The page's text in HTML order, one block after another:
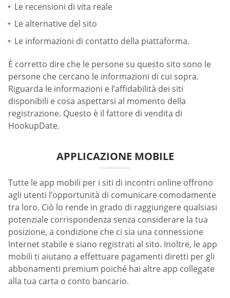
Le recensioni di vita reale
Le alternative del sito
Le informazioni di contatto della piattaforma.
È corretto dire che le persone su questo sito sono le
persone che cercano le informazioni di cui sopra.
Riguarda le informazioni e l’affidabilità dei siti
disponibili e cosa aspettarsi al momento della
registrazione. Questo è il fattore di vendita di
HookupDate.
APPLICAZIONE MOBILE
Tutte le app mobili per i siti di incontri online offrono
agli utenti l’opportunità di comunicare comodamente
tra loro. Ciò lo rende in grado di raggiungere qualsiasi
potenziale corrispondenza senza considerare la tua
posizione, a condizione che ci sia una connessione
Internet stabile e siano registrati al sito. Inoltre, le app
mobili ti aiutano a effettuare pagamenti diretti per gli
abbonamenti premium poiché hai altre app collegate
alla tua carta o conto bancario.